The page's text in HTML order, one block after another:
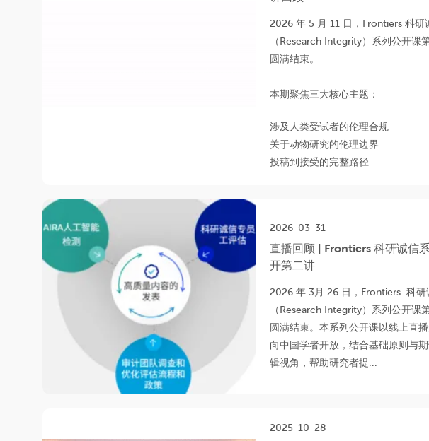
2026 年 5 月 11 日，Frontiers 科研
（Research Integrity）系列公开课
圆满结束。
本期聚焦三大核心主题：
涉及人类受试者的伦理合规
关于动物研究的伦理边界
投稿到接受的完整路径...
2026-03-31
直播回顾 | Frontiers 科研诚信
开第二讲
2026 年 3月 26 日，Frontiers 科研
（Research Integrity）系列公开课
圆满结束。本系列公开课以线上直
向中国学者开放，结合基础原则与
辑视角，帮助研究者提...
2025-10-28